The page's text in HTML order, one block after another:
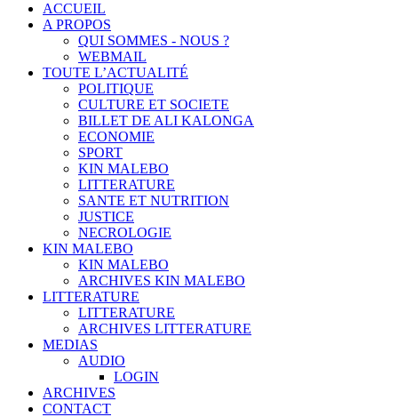
ACCUEIL
A PROPOS
QUI SOMMES - NOUS ?
WEBMAIL
TOUTE L’ACTUALITÉ
POLITIQUE
CULTURE ET SOCIETE
BILLET DE ALI KALONGA
ECONOMIE
SPORT
KIN MALEBO
LITTERATURE
SANTE ET NUTRITION
JUSTICE
NECROLOGIE
KIN MALEBO
KIN MALEBO
ARCHIVES KIN MALEBO
LITTERATURE
LITTERATURE
ARCHIVES LITTERATURE
MEDIAS
AUDIO
LOGIN
ARCHIVES
CONTACT